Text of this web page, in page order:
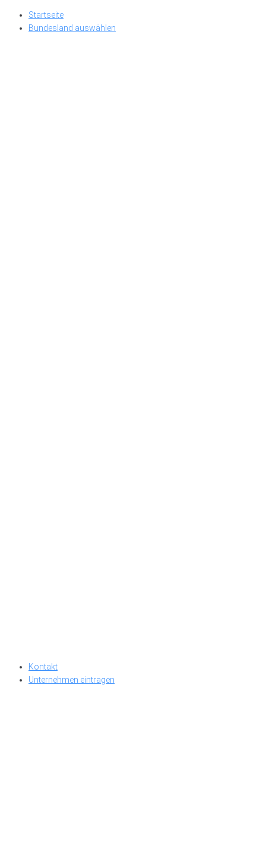
Skip
Startseite
Bundesland auswählen
Kontakt
Unternehmen eintragen